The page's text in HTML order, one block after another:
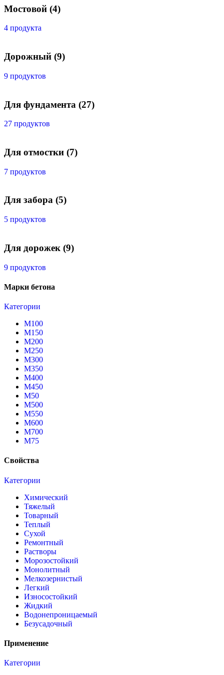
Мостовой (4)
4 продукта
Дорожный (9)
9 продуктов
Для фундамента (27)
27 продуктов
Для отмостки (7)
7 продуктов
Для забора (5)
5 продуктов
Для дорожек (9)
9 продуктов
Марки бетона
Категории
М100
М150
М200
М250
М300
М350
М400
М450
М50
М500
М550
М600
М700
М75
Свойства
Категории
Химический
Тяжелый
Товарный
Теплый
Сухой
Ремонтный
Растворы
Морозостойкий
Монолитный
Мелкозернистый
Легкий
Износостойкий
Жидкий
Водонепроницаемый
Безусадочный
Применение
Категории